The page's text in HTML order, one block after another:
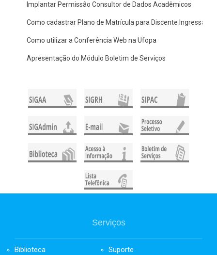
Implantar Permissão Consultor de Dados Acadêmicos
Como cadastrar Plano de Matrícula para Discente Ingressante
Como utilizar a Conferência Web na Ufopa
Apresentação do Módulo Boletim de Serviços
Serviços
Biblioteca
Suporte